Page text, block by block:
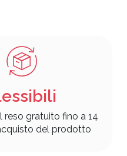
reso gratuito fino a 14
del prodotto